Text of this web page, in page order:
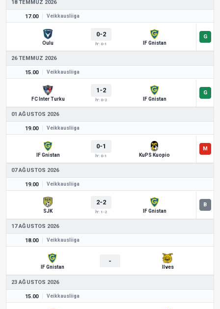
18 TEMMUZ 2026
17.00 Veikkausliiga
Oulu
0-2
İY: 0-1 IF Gnistan
26 TEMMUZ 2026
15.00 Veikkausliiga
FC Inter Turku
1-2
İY: 0-2 IF Gnistan
01 AĞUSTOS 2026
19.00 Veikkausliiga
IF Gnistan
0-1
İY: 0-1 KuPS Kuopio
07 AĞUSTOS 2026
19.00 Veikkausliiga
SJK
2-2
İY: 1-2 IF Gnistan
17 AĞUSTOS 2026
18.00 Veikkausliiga
IF Gnistan
-
Ilves
23 AĞUSTOS 2026
15.00 Veikkausliiga